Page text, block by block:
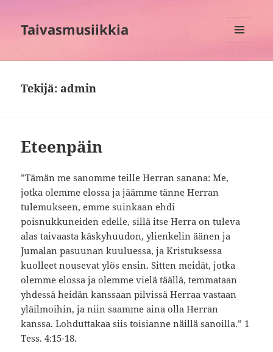
Taivasmusiikkia
Tekijä: admin
Eteenpäin
”Tämän me sanomme teille Herran sanana: Me,
jotka olemme elossa ja jäämme tänne Herran
tulemukseen, emme suinkaan ehdi
poisnukkuneiden edelle, sillä itse Herra on tuleva
alas taivaasta käskyhuudon, ylienkelin äänen ja
Jumalan pasuunan kuuluessa, ja Kristuksessa
kuolleet nousevat ylös ensin. Sitten meidät, jotka
olemme elossa ja olemme vielä täällä, temmataan
yhdessä heidän kanssaan pilvissä Herraa vastaan
yläilmoihin, ja niin saamme aina olla Herran
kanssa. Lohduttakaa siis toisianne näillä sanoilla.” 1
Tess. 4:15-18.